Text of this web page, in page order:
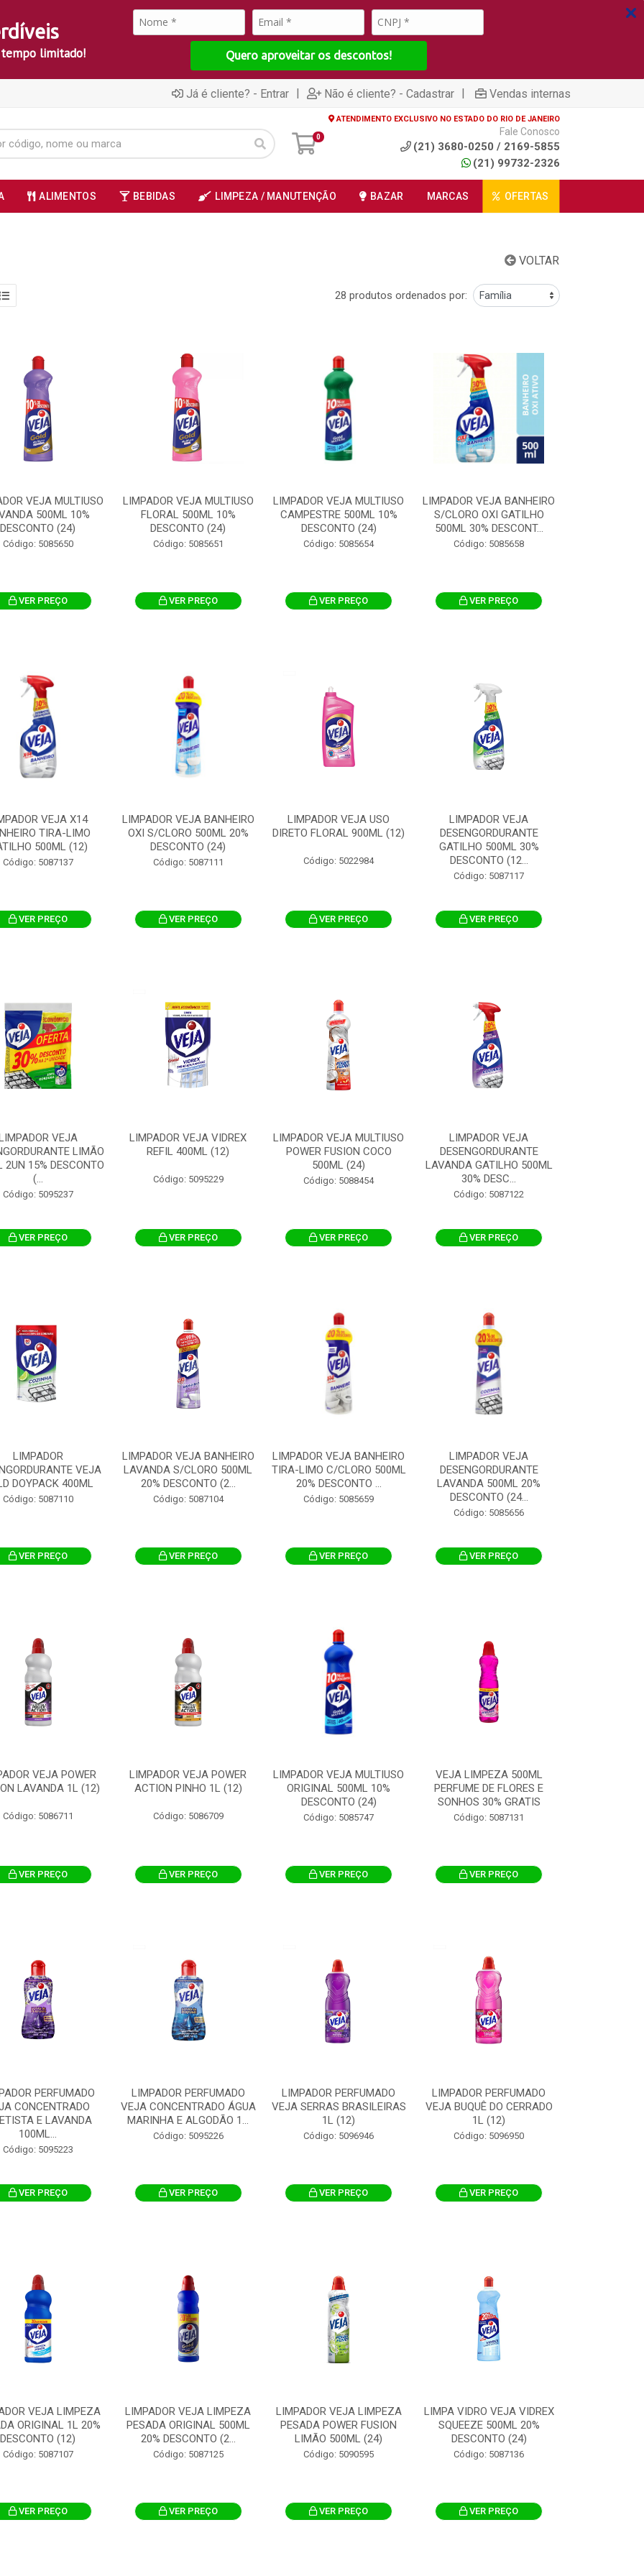
limitado! Quero aproveitar os descontos!
Já é cliente? - Entrar | Não é cliente? - Cadastrar | Vendas internas
0
ATENDIMENTO EXCLUSIVO NO ESTADO DO RIO DE JANEIRO
Fale Conosco
(21) 3680-0250 / 2169-5855
(21) 99732-2326
ALIMENTOS BEBIDAS LIMPEZA / MANUTENÇÃO BAZAR MARCAS OFERTAS
VOLTAR
28 produtos ordenados por:
VEJA MULTIUSO
500ML 10%
DESCONTO (24)
Código: 5085650
VER PREÇO
LIMPADOR VEJA MULTIUSO
FLORAL 500ML 10%
DESCONTO (24)
Código: 5085651
VER PREÇO
LIMPADOR VEJA MULTIUSO
CAMPESTRE 500ML 10%
DESCONTO (24)
Código: 5085654
VER PREÇO
LIMPADOR VEJA BANHEIRO
S/CLORO OXI GATILHO
500ML 30% DESCONT...
Código: 5085658
VER PREÇO
VEJA X14
TIRA-LIMO
500ML (12)
Código: 5087137
VER PREÇO
LIMPADOR VEJA BANHEIRO
OXI S/CLORO 500ML 20%
DESCONTO (24)
Código: 5087111
VER PREÇO
LIMPADOR VEJA USO
DIRETO FLORAL 900ML (12)
Código: 5022984
VER PREÇO
LIMPADOR VEJA
DESENGORDURANTE
GATILHO 500ML 30%
DESCONTO (12...
Código: 5087117
VER PREÇO
VEJA
LIMÃO
2UN 15% DESCONTO
(...
Código: 5095237
VER PREÇO
LIMPADOR VEJA VIDREX
REFIL 400ML (12)
Código: 5095229
VER PREÇO
LIMPADOR VEJA MULTIUSO
POWER FUSION COCO
500ML (24)
Código: 5088454
VER PREÇO
LIMPADOR VEJA
DESENGORDURANTE
LAVANDA GATILHO 500ML
30% DESC...
Código: 5087122
VER PREÇO
LIMPADOR
VEJA
DOYPACK 400ML
Código: 5087110
VER PREÇO
LIMPADOR VEJA BANHEIRO
LAVANDA S/CLORO 500ML
20% DESCONTO (2...
Código: 5087104
VER PREÇO
LIMPADOR VEJA BANHEIRO
TIRA-LIMO C/CLORO 500ML
20% DESCONTO ...
Código: 5085659
VER PREÇO
LIMPADOR VEJA
DESENGORDURANTE
LAVANDA 500ML 20%
DESCONTO (24...
Código: 5085656
VER PREÇO
VEJA POWER
LAVANDA 1L (12)
Código: 5086711
VER PREÇO
LIMPADOR VEJA POWER
ACTION PINHO 1L (12)
Código: 5086709
VER PREÇO
LIMPADOR VEJA MULTIUSO
ORIGINAL 500ML 10%
DESCONTO (24)
Código: 5085747
VER PREÇO
VEJA LIMPEZA 500ML
PERFUME DE FLORES E
SONHOS 30% GRATIS
Código: 5087131
VER PREÇO
PERFUMADO
CONCENTRADO
E LAVANDA
100ML...
Código: 5095223
VER PREÇO
LIMPADOR PERFUMADO
VEJA CONCENTRADO ÁGUA
MARINHA E ALGODÃO 1...
Código: 5095226
VER PREÇO
LIMPADOR PERFUMADO
VEJA SERRAS BRASILEIRAS
1L (12)
Código: 5096946
VER PREÇO
LIMPADOR PERFUMADO
VEJA BUQUÊ DO CERRADO
1L (12)
Código: 5096950
VER PREÇO
VEJA LIMPEZA
ORIGINAL 1L 20%
DESCONTO (12)
Código: 5087107
VER PREÇO
LIMPADOR VEJA LIMPEZA
PESADA ORIGINAL 500ML
20% DESCONTO (2...
Código: 5087125
VER PREÇO
LIMPADOR VEJA LIMPEZA
PESADA POWER FUSION
LIMÃO 500ML (24)
Código: 5090595
VER PREÇO
LIMPA VIDRO VEJA VIDREX
SQUEEZE 500ML 20%
DESCONTO (24)
Código: 5087136
VER PREÇO